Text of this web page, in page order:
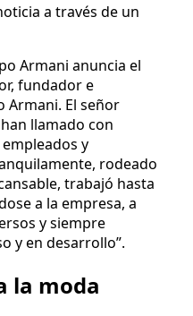
a través de un
Armani anuncia el
fundador e
Armani. El señor
llamado con
y
rodeado
trabajó hasta
a la empresa, a
y siempre
y en desarrollo”.
la moda